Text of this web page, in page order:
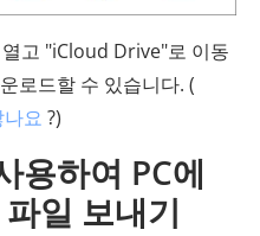
고 "iCloud Drive"로 이동
로드할 수 있습니다. (
요 ?)
용하여 PC에
일 보내기